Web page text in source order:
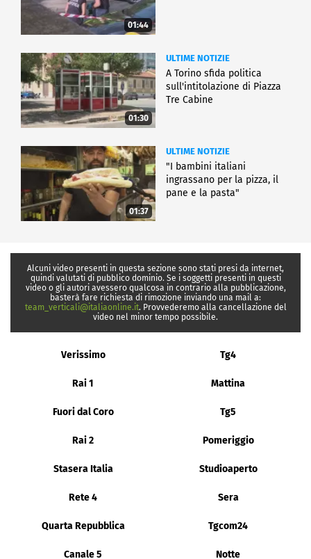
01:44
01:30
ULTIME NOTIZIE
A Torino sfida politica
sull'intitolazione di Piazza
Tre Cabine
01:37
ULTIME NOTIZIE
"I bambini italiani
ingrassano per la pizza, il
pane e la pasta"
Alcuni video presenti in questa sezione sono stati presi da internet,
quindi valutati di pubblico dominio. Se i soggetti presenti in questi
video o gli autori avessero qualcosa in contrario alla pubblicazione,
basterà fare richiesta di rimozione inviando una mail a:
team_verticali@italiaonline.it. Provvederemo alla cancellazione del
video nel minor tempo possibile.
Verissimo Tg4
Rai 1 Mattina
Fuori dal Coro Tg5
Rai 2 Pomeriggio
Stasera Italia Studioaperto
Rete 4 Sera
Quarta Repubblica Tgcom24
Canale 5 Notte